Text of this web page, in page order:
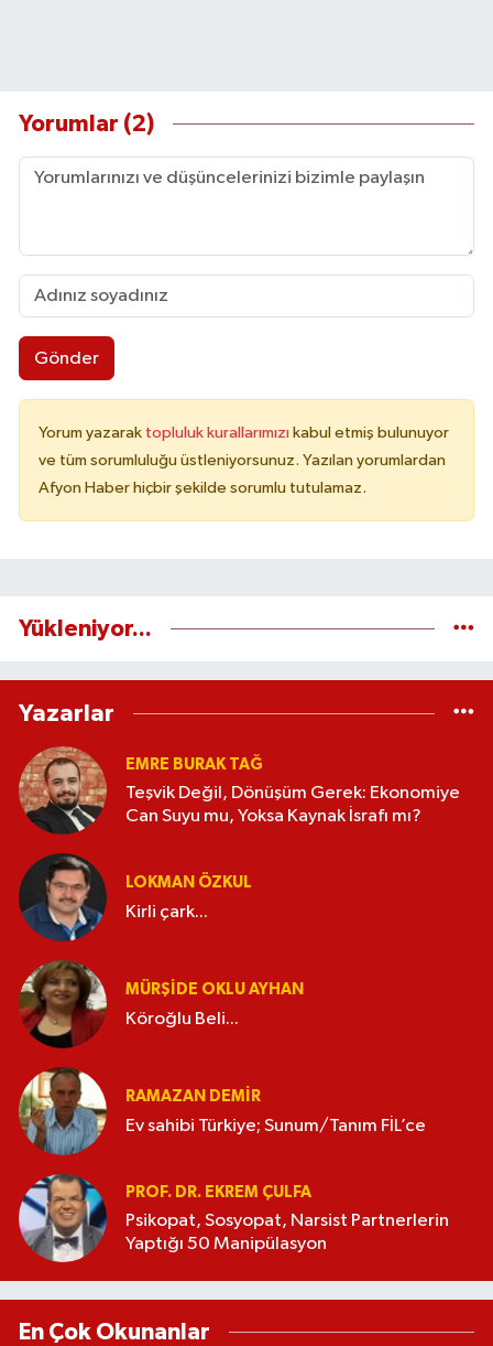
Yorumlar (2)
Gönder
Yorum yazarak topluluk kurallarımızı kabul etmiş bulunuyor
ve tüm sorumluluğu üstleniyorsunuz. Yazılan yorumlardan
Afyon Haber hiçbir şekilde sorumlu tutulamaz.
Yükleniyor...
Yazarlar
EMRE BURAK TAĞ
Teşvik Değil, Dönüşüm Gerek: Ekonomiye
Can Suyu mu, Yoksa Kaynak İsrafı mı?
LOKMAN ÖZKUL
Kirli çark...
MÜRŞIDE OKLU AYHAN
Köroğlu Beli...
RAMAZAN DEMİR
Ev sahibi Türkiye; Sunum/Tanım FİL’ce
PROF. DR. EKREM ÇULFA
Psikopat, Sosyopat, Narsist Partnerlerin
Yaptığı 50 Manipülasyon
En Çok Okunanlar